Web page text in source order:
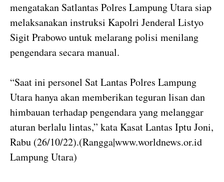
mengatakan Satlantas Polres Lampung Utara siap
melaksanakan instruksi Kapolri Jenderal Listyo
Sigit Prabowo untuk melarang polisi menilang
pengendara secara manual.
“Saat ini personel Sat Lantas Polres Lampung
Utara hanya akan memberikan teguran lisan dan
himbauan terhadap pengendara yang melanggar
aturan berlalu lintas,” kata Kasat Lantas Iptu Joni,
Rabu (26/10/22).(Rangga|www.worldnews.or.id
Lampung Utara)